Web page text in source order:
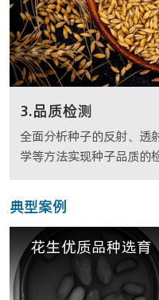
3.品质检测
全面分析种子的反射、透
学等方法实现种子品质的
典型案例
花生优质品种选育